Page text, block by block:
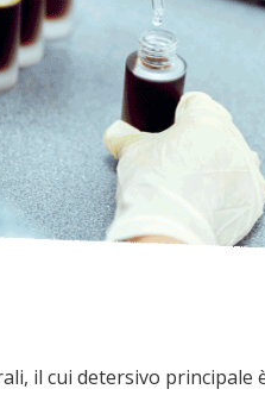
il cui detersivo